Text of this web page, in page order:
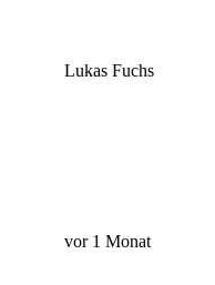
Lukas Fuchs
vor 1 Monat